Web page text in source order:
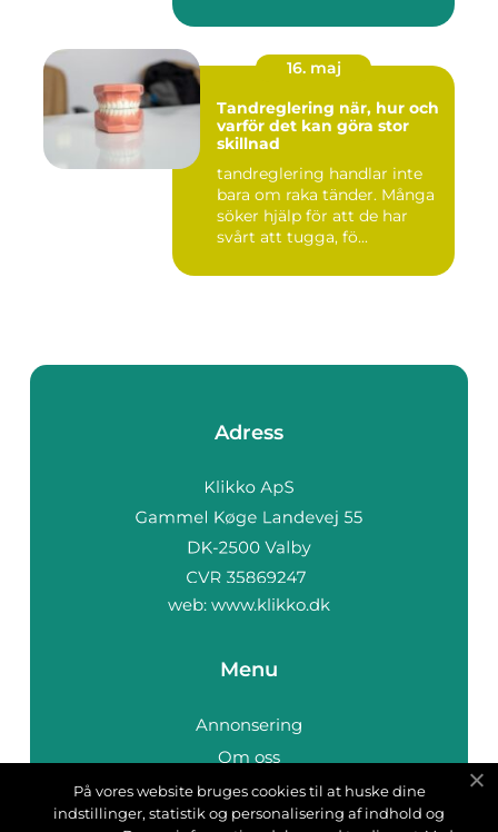
16. maj
Tandreglering när, hur och
varför det kan göra stor
skillnad
tandreglering handlar inte
bara om raka tänder. Många
söker hjälp för att de har
svårt att tugga, fö...
Adress
web: www.klikko.dk
Menu
Annonsering
Om oss
Cookies
Kontakta oss
På vores website bruges cookies til at huske dine
indstillinger, statistik og personalisering af indhold og